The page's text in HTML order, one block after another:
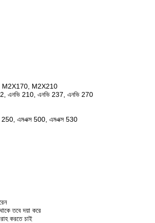
M2X170, M2X210
এনভি 210, এনভি 237, এনভি 270
250, এমএক্স 500, এমএক্স 530
তবে দয়া করে
করতে চাই